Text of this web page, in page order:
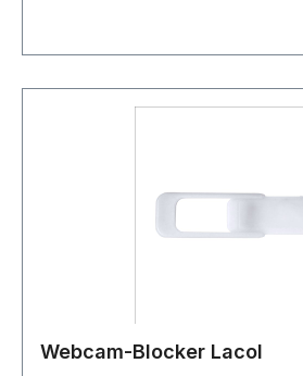
Webcam-Blocker Lacol